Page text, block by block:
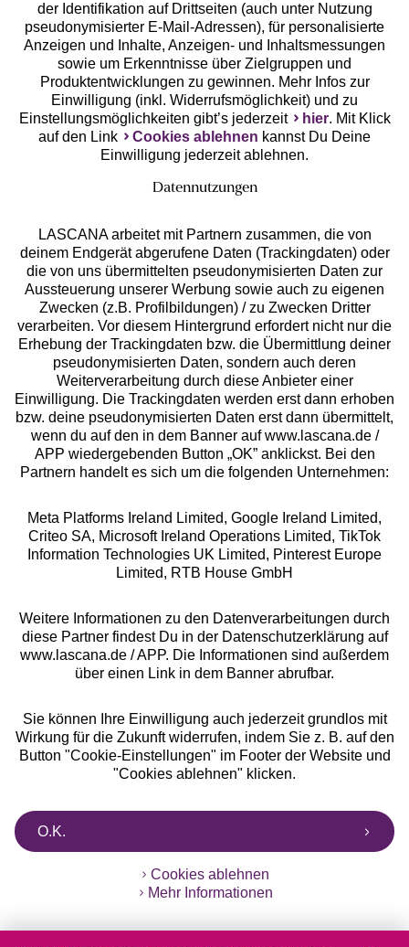
Unsere Apps
Services
Beratung
Über uns
Rechtliches
Alle Preise inkl. MwSt., zzgl.
Versandkosten
** Bonität vorausgesetzt, berechtigt zur Bonitätsprüfung
der Identifikation auf Drittseiten (auch unter Nutzung
pseudonymisierter E-Mail-Adressen), für personalisierte
Anzeigen und Inhalte, Anzeigen- und Inhaltsmessungen
sowie um Erkenntnisse über Zielgruppen und
Produktentwicklungen zu gewinnen. Mehr Infos zur
Einwilligung (inkl. Widerrufsmöglichkeit) und zu
Einstellungsmöglichkeiten gibt’s jederzeit
hier. Mit Klick
auf den Link
Cookies ablehnen kannst Du Deine
Einwilligung jederzeit ablehnen.
Datennutzungen
LASCANA arbeitet mit Partnern zusammen, die von
deinem Endgerät abgerufene Daten (Trackingdaten) oder
die von uns übermittelten pseudonymisierten Daten zur
Aussteuerung unserer Werbung sowie auch zu eigenen
Zwecken (z.B. Profilbildungen) / zu Zwecken Dritter
verarbeiten. Vor diesem Hintergrund erfordert nicht nur die
Erhebung der Trackingdaten bzw. die Übermittlung deiner
pseudonymisierten Daten, sondern auch deren
Weiterverarbeitung durch diese Anbieter einer
Einwilligung. Die Trackingdaten werden erst dann erhoben
bzw. deine pseudonymisierten Daten erst dann übermittelt,
wenn du auf den in dem Banner auf www.lascana.de /
APP wiedergebenden Button „OK” anklickst. Bei den
Partnern handelt es sich um die folgenden Unternehmen:
Meta Platforms Ireland Limited, Google Ireland Limited,
Criteo SA, Microsoft Ireland Operations Limited, TikTok
Information Technologies UK Limited, Pinterest Europe
Limited, RTB House GmbH
Weitere Informationen zu den Datenverarbeitungen durch
diese Partner findest Du in der Datenschutzerklärung auf
www.lascana.de / APP. Die Informationen sind außerdem
über einen Link in dem Banner abrufbar.
Sie können Ihre Einwilligung auch jederzeit grundlos mit
Wirkung für die Zukunft widerrufen, indem Sie z. B. auf den
Button "Cookie-Einstellungen" im Footer der Website und
"Cookies ablehnen" klicken.
O.K.
Cookies ablehnen
Mehr Informationen